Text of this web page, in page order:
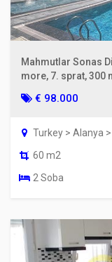
Mahmutlar Sonas
more, 7. sprat, 300
€ 98.000
Turkey > Alanya
60 m2
2 Soba